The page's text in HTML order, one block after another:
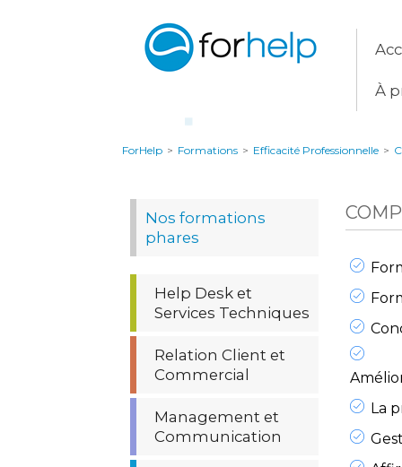
À
ForHelp > Formations > Efficacité Professionnelle >
Nos formations
phares
Help Desk et
Services Techniques
Relation Client et
Commercial
Management et
Communication
La